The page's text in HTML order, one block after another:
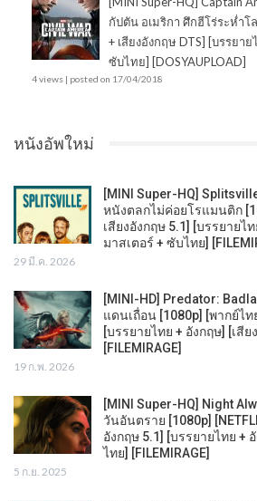
กัปตัน อเมริกา ศึกฮีโร่ระห่ำ
+ เสียงอังกฤษ DTS] [บรรยา
ซับไทย] [DOSYAUPLOAD]
4 views | posted on 17/04/2018
หนังอัพใหม่
[MINI Super-HQ]
หนังตลกไม่ค่อยโรแมนติก
เสียงอังกฤษ 5.1] [บรรยายไ
มาสเตอร์ + ซับไทย]
29 มี.ค. 2026
[MINI-HD] Predator:
แดนเถื่อน [1080p] [พากย์ไท
[บรรยายไทย + อังกฤษ] [เสีย
[FILEMIRAGE]
19 ก.พ. 2026
[MINI Super-HQ] Night
วันอันตราย [1080p]
อังกฤษ 5.1] [บรรยายไทย +
ไทย] [FILEMIRAGE]
5 ก.ย. 2025